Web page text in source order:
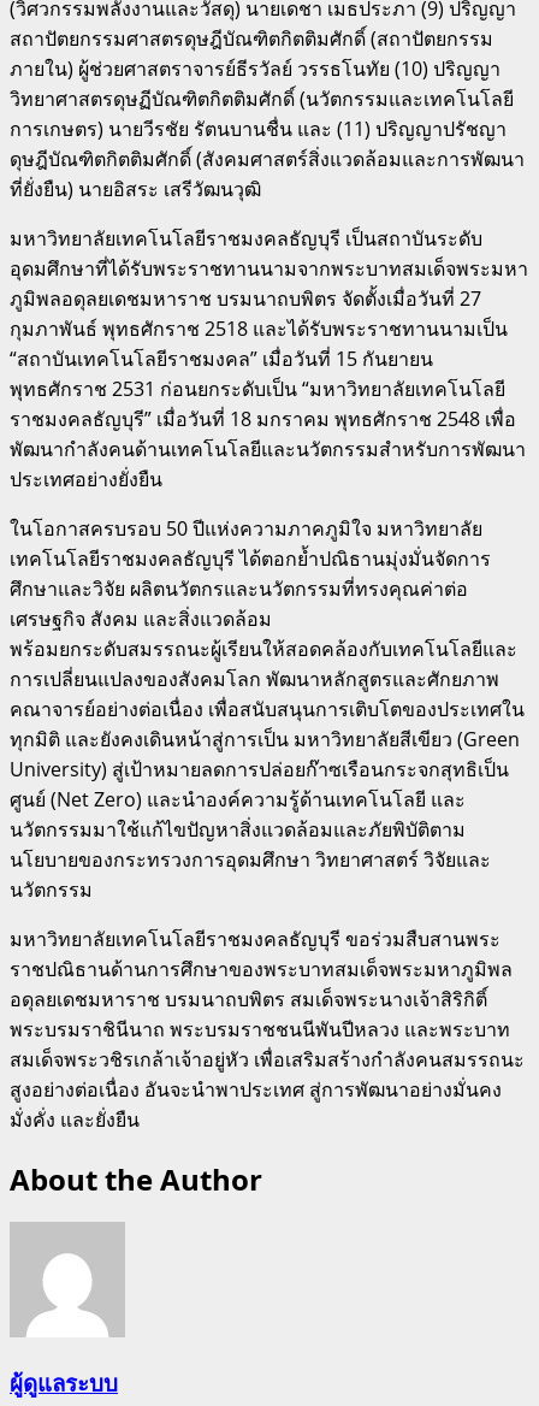
(วิศวกรรมพลังงานและวัสดุ) นายเดชา เมธประภา (9) ปริญญา
สถาปัตยกรรมศาสตรดุษฎีบัณฑิตกิตติมศักดิ์ (สถาปัตยกรรม
ภายใน) ผู้ช่วยศาสตราจารย์ธีรวัลย์ วรรธโนทัย (10) ปริญญา
วิทยาศาสตรดุษฏีบัณฑิตกิตติมศักดิ์ (นวัตกรรมและเทคโนโลยี
การเกษตร) นายวีรชัย รัตนบานชื่น และ (11) ปริญญาปรัชญา
ดุษฎีบัณฑิตกิตติมศักดิ์ (สังคมศาสตร์สิ่งแวดล้อมและการพัฒนา
ที่ยั่งยืน) นายอิสระ เสรีวัฒนวุฒิ
มหาวิทยาลัยเทคโนโลยีราชมงคลธัญบุรี เป็นสถาบันระดับ
อุดมศึกษาที่ได้รับพระราชทานนามจากพระบาทสมเด็จพระมหา
ภูมิพลอดุลยเดชมหาราช บรมนาถบพิตร จัดตั้งเมื่อวันที่ 27
กุมภาพันธ์ พุทธศักราช 2518 และได้รับพระราชทานนามเป็น
“สถาบันเทคโนโลยีราชมงคล” เมื่อวันที่ 15 กันยายน
พุทธศักราช 2531 ก่อนยกระดับเป็น “มหาวิทยาลัยเทคโนโลยี
ราชมงคลธัญบุรี” เมื่อวันที่ 18 มกราคม พุทธศักราช 2548 เพื่อ
พัฒนากำลังคนด้านเทคโนโลยีและนวัตกรรมสำหรับการพัฒนา
ประเทศอย่างยั่งยืน
ในโอกาสครบรอบ 50 ปีแห่งความภาคภูมิใจ มหาวิทยาลัย
เทคโนโลยีราชมงคลธัญบุรี ได้ตอกย้ำปณิธานมุ่งมั่นจัดการ
ศึกษาและวิจัย ผลิตนวัตกรและนวัตกรรมที่ทรงคุณค่าต่อ
เศรษฐกิจ สังคม และสิ่งแวดล้อม
พร้อมยกระดับสมรรถนะผู้เรียนให้สอดคล้องกับเทคโนโลยีและ
การเปลี่ยนแปลงของสังคมโลก พัฒนาหลักสูตรและศักยภาพ
คณาจารย์อย่างต่อเนื่อง เพื่อสนับสนุนการเติบโตของประเทศใน
ทุกมิติ และยังคงเดินหน้าสู่การเป็น มหาวิทยาลัยสีเขียว (Green
University) สู่เป้าหมายลดการปล่อยก๊าซเรือนกระจกสุทธิเป็น
ศูนย์ (Net Zero) และนำองค์ความรู้ด้านเทคโนโลยี และ
นวัตกรรมมาใช้แก้ไขปัญหาสิ่งแวดล้อมและภัยพิบัติตาม
นโยบายของกระทรวงการอุดมศึกษา วิทยาศาสตร์ วิจัยและ
นวัตกรรม
มหาวิทยาลัยเทคโนโลยีราชมงคลธัญบุรี ขอร่วมสืบสานพระ
ราชปณิธานด้านการศึกษาของพระบาทสมเด็จพระมหาภูมิพล
อดุลยเดชมหาราช บรมนาถบพิตร สมเด็จพระนางเจ้าสิริกิติ์
พระบรมราชินีนาถ พระบรมราชชนนีพันปีหลวง และพระบาท
สมเด็จพระวชิรเกล้าเจ้าอยู่หัว เพื่อเสริมสร้างกำลังคนสมรรถนะ
สูงอย่างต่อเนื่อง อันจะนำพาประเทศ สู่การพัฒนาอย่างมั่นคง
มั่งคั่ง และยั่งยืน
About the Author
ผู้ดูแลระบบ